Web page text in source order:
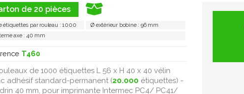
de 20 pièces
étiquettes par rouleau : 1000
Ø extérieur bobine : 96 mm
axe : 40 mm
T460
de 1000 étiquettes L 56 x H 40 x 40 vélin
adhésif standard-permanent (20.000 étiquettes) -
40 mm, pour imprimante Intermec PC4/ PC41/